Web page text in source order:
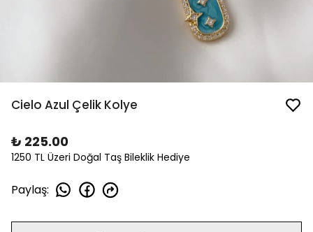
Cielo Azul Çelik Kolye
₺ 225.00
1250 TL Üzeri Doğal Taş Bileklik Hediye
Paylaş: